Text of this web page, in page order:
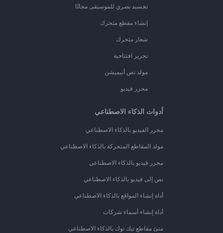
تجسيد بصري للموسيقى مجانًا
إنشاء مقطع متحرك
شعار متحرك
تحرير افتتاحية
مولد نص أنيميشن
محرر فيديو
أدوات الذكاء الاصطناعي
محرر الفيديو بالذكاء الاصطناعي
مولد المقاطع المتحركة بالذكاء الاصطناعي
محرر فيديو بالذكاء الاصطناعي
نص إلى فيديو بالذكاء الاصطناعي
أداة إنشاء المواقع بالذكاء الاصطناعي
أداة إنشاء أسماء شركات
منئ مقاطع تيك توك بالذكاء الاصطناعي